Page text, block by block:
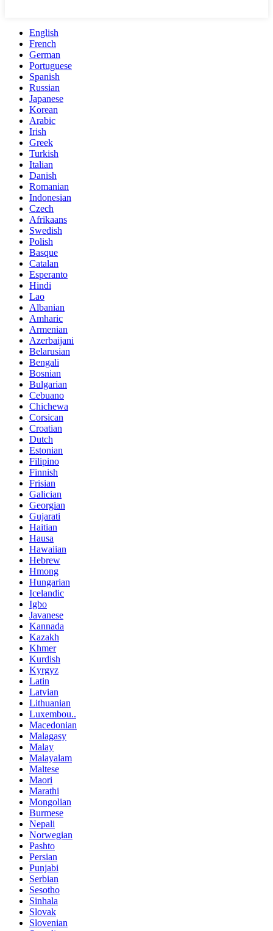
English
French
German
Portuguese
Spanish
Russian
Japanese
Korean
Arabic
Irish
Greek
Turkish
Italian
Danish
Romanian
Indonesian
Czech
Afrikaans
Swedish
Polish
Basque
Catalan
Esperanto
Hindi
Lao
Albanian
Amharic
Armenian
Azerbaijani
Belarusian
Bengali
Bosnian
Bulgarian
Cebuano
Chichewa
Corsican
Croatian
Dutch
Estonian
Filipino
Finnish
Frisian
Galician
Georgian
Gujarati
Haitian
Hausa
Hawaiian
Hebrew
Hmong
Hungarian
Icelandic
Igbo
Javanese
Kannada
Kazakh
Khmer
Kurdish
Kyrgyz
Latin
Latvian
Lithuanian
Luxembou..
Macedonian
Malagasy
Malay
Malayalam
Maltese
Maori
Marathi
Mongolian
Burmese
Nepali
Norwegian
Pashto
Persian
Punjabi
Serbian
Sesotho
Sinhala
Slovak
Slovenian